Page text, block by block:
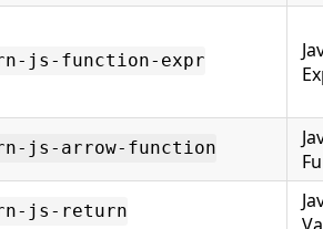
js-function-expr
js-arrow-function
js-return